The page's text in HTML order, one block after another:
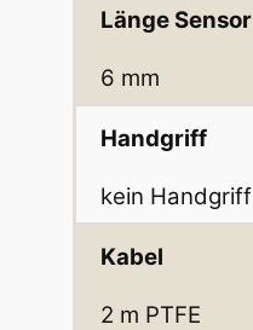
Länge Sensor
6 mm
Handgriff
kein Handgriff
Kabel
2 m PTFE